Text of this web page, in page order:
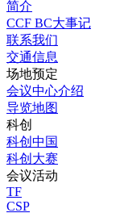
简介
CCF BC大事记
联系我们
交通信息
场地预定
会议中心介绍
导览地图
科创
科创中国
科创大赛
会议活动
TF
CSP